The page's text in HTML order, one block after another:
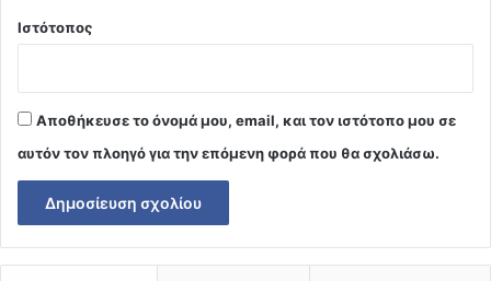
Ιστότοπος
Αποθήκευσε το όνομά μου, email, και τον ιστότοπο μου σε
αυτόν τον πλοηγό για την επόμενη φορά που θα σχολιάσω.